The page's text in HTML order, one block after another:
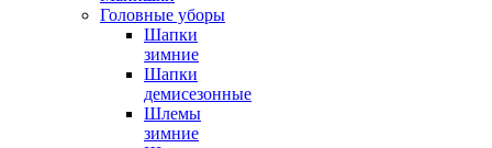
Головные уборы
Шапки
зимние
Шапки
демисезонные
Шлемы
зимние